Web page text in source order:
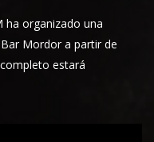
ha organizado una
Mordor a partir de
estará